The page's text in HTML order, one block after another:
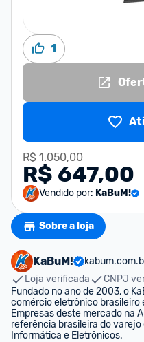
1
R$ 1.050,00
R$ 647,00
Vendido por: KaBuM!
Sobre a loja
KaBuM!
Loja verificada
CNPJ
Fundado no ano de 2003, o
comércio eletrônico brasileiro
Empresas deste mercado na
referência brasileira do
Informática e Eletrônicos.